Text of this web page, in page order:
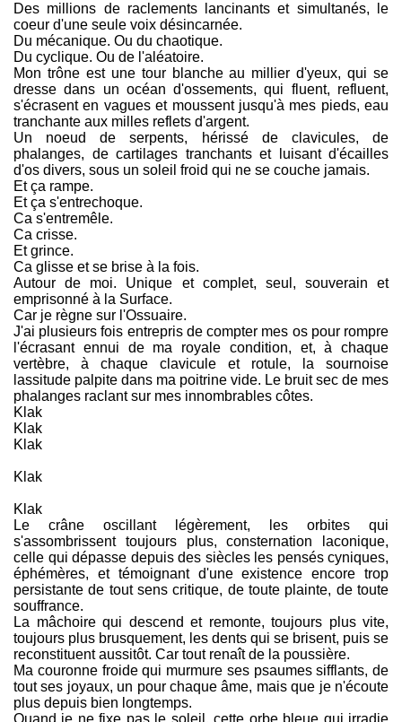
Des millions de raclements lancinants et simultanés, le
coeur d'une seule voix désincarnée.
Du mécanique. Ou du chaotique.
Du cyclique. Ou de l'aléatoire.
Mon trône est une tour blanche au millier d'yeux, qui se
dresse dans un océan d'ossements, qui fluent, refluent,
s'écrasent en vagues et moussent jusqu'à mes pieds, eau
tranchante aux milles reflets d'argent.
Un noeud de serpents, hérissé de clavicules, de
phalanges, de cartilages tranchants et luisant d'écailles
d'os divers, sous un soleil froid qui ne se couche jamais.
Et ça rampe.
Et ça s'entrechoque.
Ca s'entremêle.
Ca crisse.
Et grince.
Ca glisse et se brise à la fois.
Autour de moi. Unique et complet, seul, souverain et
emprisonné à la Surface.
Car je règne sur l'Ossuaire.
J'ai plusieurs fois entrepris de compter mes os pour rompre
l'écrasant ennui de ma royale condition, et, à chaque
vertèbre, à chaque clavicule et rotule, la sournoise
lassitude palpite dans ma poitrine vide. Le bruit sec de mes
phalanges raclant sur mes innombrables côtes.
Klak
Klak
Klak
Klak
Klak
Le crâne oscillant légèrement, les orbites qui
s'assombrissent toujours plus, consternation laconique,
celle qui dépasse depuis des siècles les pensés cyniques,
éphémères, et témoignant d'une existence encore trop
persistante de tout sens critique, de toute plainte, de toute
souffrance.
La mâchoire qui descend et remonte, toujours plus vite,
toujours plus brusquement, les dents qui se brisent, puis se
reconstituent aussitôt. Car tout renaît de la poussière.
Ma couronne froide qui murmure ses psaumes sifflants, de
tout ses joyaux, un pour chaque âme, mais que je n'écoute
plus depuis bien longtemps.